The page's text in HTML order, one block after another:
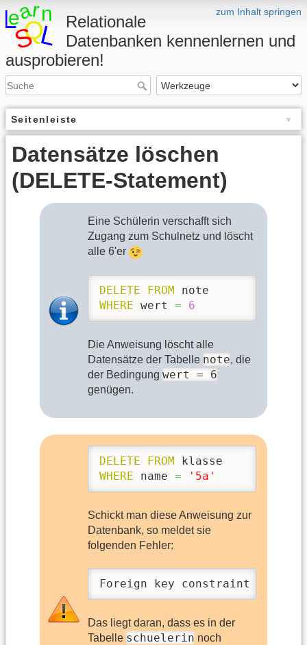
zum Inhalt springen
Relationale
Datenbanken kennenlernen und
ausprobieren!
Seitenleiste
Datensätze löschen
(DELETE-Statement)
Eine Schülerin verschafft sich
Zugang zum Schulnetz und löscht
alle 6'er
DELETE FROM
WHERE wert = 6
Die Anweisung löscht alle
Datensätze der Tabelle note, die
der Bedingungwert = 6
genügen.
DELETE FROM
WHERE name = '5a'
Schickt man diese Anweisung zur
Datenbank, so meldet sie
folgenden Fehler:
Foreign key constraint failed.
Das liegt daran, dass es in der
Tabelle schuelerin noch